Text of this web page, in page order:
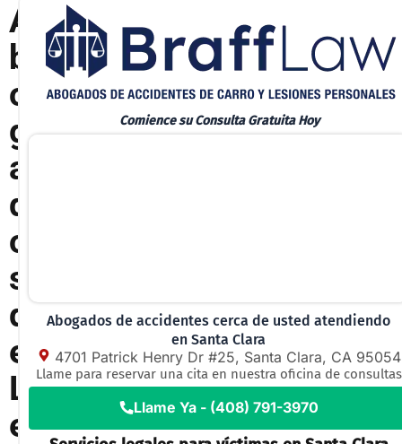
A
b
o
g
a
d
o
s
d
e
L
e
Comience su Consulta Gratuita Hoy
Abogados de accidentes cerca de usted atendiendo
en Santa Clara
4701 Patrick Henry Dr #25, Santa Clara, CA 95054
Llame para reservar una cita en nuestra oficina de consultas
Llame Ya - (408) 791-3970